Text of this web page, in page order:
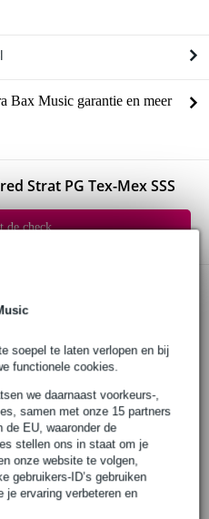
soepel te laten verlopen en bij
functionele cookies.
we daarnaast voorkeurs-,
samen met onze 15 partners
de EU, waaronder de
stellen ons in staat om je
onze website te volgen,
gebruikers-ID’s gebruiken
je ervaring verbeteren en
Bax Music garantie en meer
Strat PG Tex-Mex SSS
de check
voor ST-gitaren